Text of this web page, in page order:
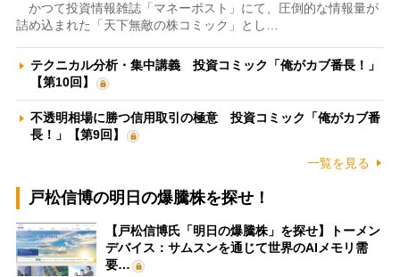
かつて投資情報雑誌「マネーポスト」にて、圧倒的な情報量が
詰め込まれた「天下無敵の株コミック」とし…
テクニカル分析・集中講義 投資コミック「俺がカブ番長！」
【第10回】
不透明相場に勝つ信用取引の極意 投資コミック「俺がカブ番
長！」【第9回】
一覧を見る
戸松信博の明日の爆騰株を探せ！
【戸松信博氏「明日の爆騰株」を探せ】トーメン
デバイス：サムスンを通じて世界のAIメモリ需
要…